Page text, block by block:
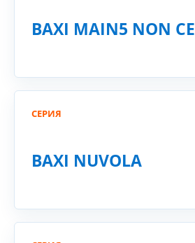
BAXI MAIN5 NON CE
СЕРИЯ
BAXI NUVOLA